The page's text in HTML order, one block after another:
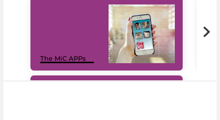
The MiC APPs